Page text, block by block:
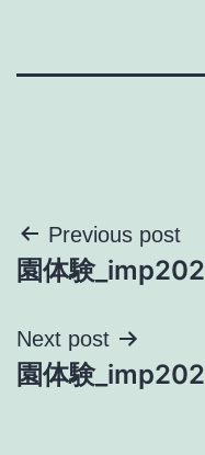
投
稿
ナ
ビ
Previous post
園体験
Next post
園体験